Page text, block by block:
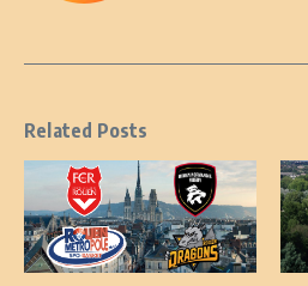
Related Posts